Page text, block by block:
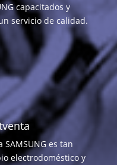
capacitados y
servicio de calidad.
es tan
electrodoméstico y